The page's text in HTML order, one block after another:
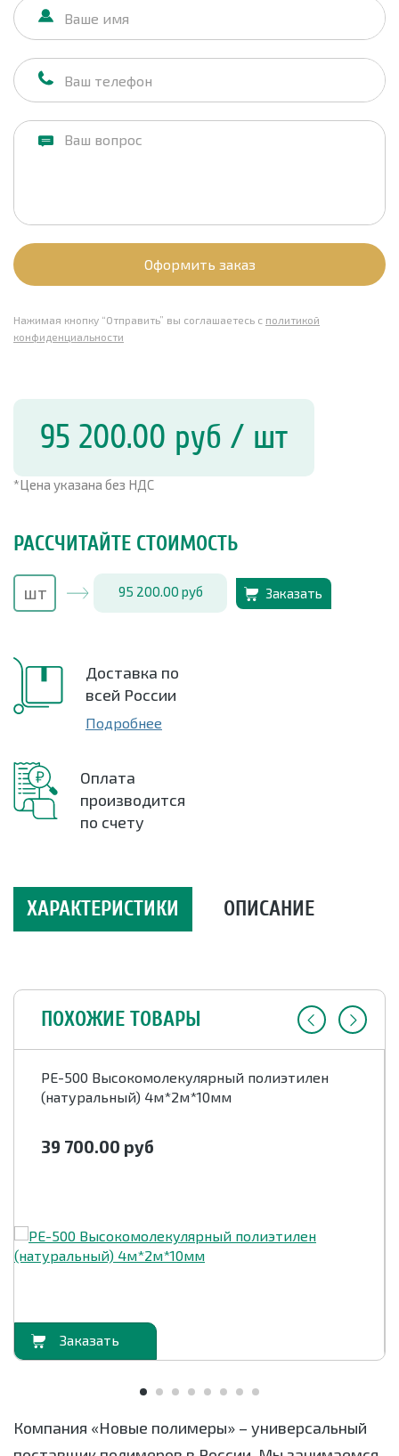
Оформить заказ
Нажимая кнопку “Отправить” вы соглашаетесь с политикой
конфиденциальности
95 200.00 руб / шт
*Цена указана без НДС
РАССЧИТАЙТЕ СТОИМОСТЬ
95 200.00 руб Заказать
Доставка по
всей России
Подробнее
Оплата
производится
по счету
ХАРАКТЕРИСТИКИ ОПИСАНИЕ
ПОХОЖИЕ ТОВАРЫ
РЕ-500 Высокомолекулярный полиэтилен
(натуральный) 4м*2м*10мм
39 700.00 руб
Компания «Новые полимеры» – универсальный